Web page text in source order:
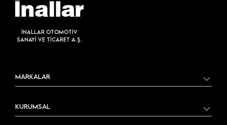
İNALLAR OTOMOTİV
SANAYİ VE TİCARET A.Ş.
MARKALAR
KURUMSAL